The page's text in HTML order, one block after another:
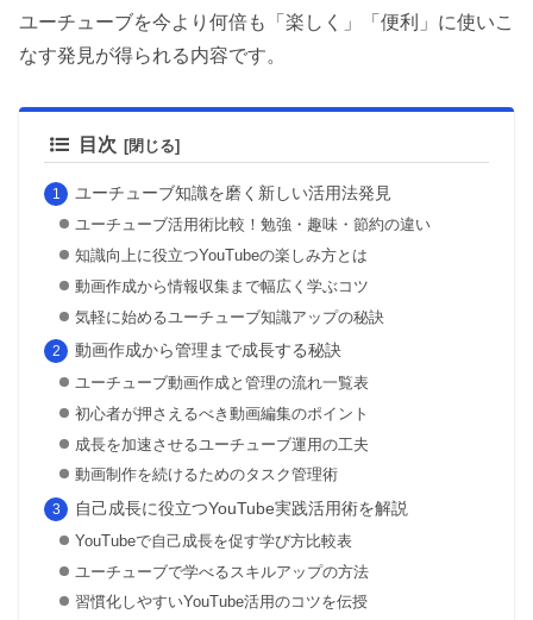
ユーチューブを今より何倍も「楽しく」「便利」に使いこ
なす発見が得られる内容です。
目次
ユーチューブ知識を磨く新しい活用法発見
ユーチューブ活用術比較！勉強・趣味・節約の違い
知識向上に役立つYouTubeの楽しみ方とは
動画作成から情報収集まで幅広く学ぶコツ
気軽に始めるユーチューブ知識アップの秘訣
動画作成から管理まで成長する秘訣
ユーチューブ動画作成と管理の流れ一覧表
初心者が押さえるべき動画編集のポイント
成長を加速させるユーチューブ運用の工夫
動画制作を続けるためのタスク管理術
自己成長に役立つYouTube実践活用術を解説
YouTubeで自己成長を促す学び方比較表
ユーチューブで学べるスキルアップの方法
習慣化しやすいYouTube活用のコツを伝授